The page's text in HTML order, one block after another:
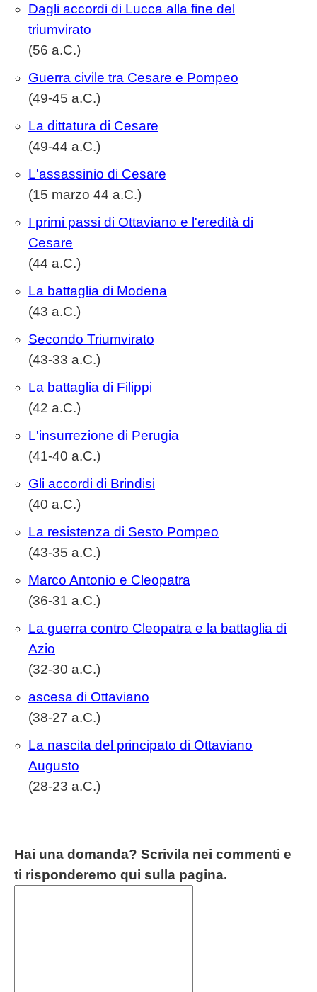
Dagli accordi di Lucca alla fine del
triumvirato
(56 a.C.)
Guerra civile tra Cesare e Pompeo
(49-45 a.C.)
La dittatura di Cesare
(49-44 a.C.)
L'assassinio di Cesare
(15 marzo 44 a.C.)
I primi passi di Ottaviano e l'eredità di
Cesare
(44 a.C.)
La battaglia di Modena
(43 a.C.)
Secondo Triumvirato
(43-33 a.C.)
La battaglia di Filippi
(42 a.C.)
L'insurrezione di Perugia
(41-40 a.C.)
Gli accordi di Brindisi
(40 a.C.)
La resistenza di Sesto Pompeo
(43-35 a.C.)
Marco Antonio e Cleopatra
(36-31 a.C.)
La guerra contro Cleopatra e la battaglia di
Azio
(32-30 a.C.)
ascesa di Ottaviano
(38-27 a.C.)
La nascita del principato di Ottaviano
Augusto
(28-23 a.C.)
Hai una domanda? Scrivila nei commenti e
ti risponderemo qui sulla pagina.